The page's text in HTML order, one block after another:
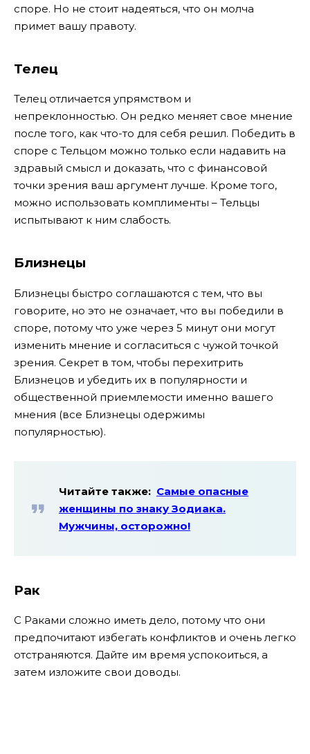
споре. Но не стоит надеяться, что он молча
примет вашу правоту.
Телец
Телец отличается упрямством и
непреклонностью. Он редко меняет свое мнение
после того, как что-то для себя решил. Победить в
споре с Тельцом можно только если надавить на
здравый смысл и доказать, что с финансовой
точки зрения ваш аргумент лучше. Кроме того,
можно использовать комплименты – Тельцы
испытывают к ним слабость.
Близнецы
Близнецы быстро соглашаются с тем, что вы
говорите, но это не означает, что вы победили в
споре, потому что уже через 5 минут они могут
изменить мнение и согласиться с чужой точкой
зрения. Секрет в том, чтобы перехитрить
Близнецов и убедить их в популярности и
общественной приемлемости именно вашего
мнения (все Близнецы одержимы
популярностью).
Читайте также: Самые опасные
женщины по знаку Зодиака.
Мужчины, осторожно!
Рак
С Раками сложно иметь дело, потому что они
предпочитают избегать конфликтов и очень легко
отстраняются. Дайте им время успокоиться, а
затем изложите свои доводы.